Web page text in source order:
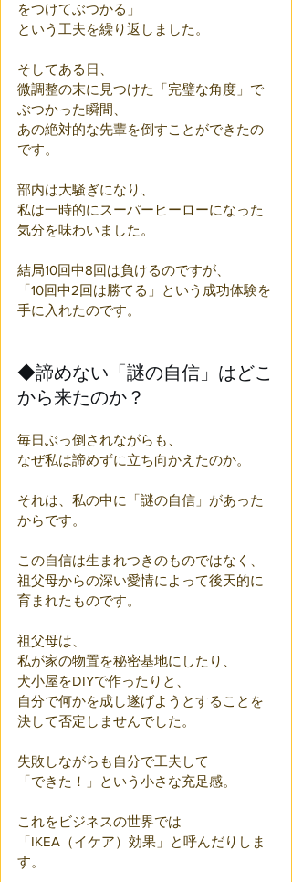
をつけてぶつかる」
という工夫を繰り返しました。
そしてある日、
微調整の末に見つけた「完璧な角度」で
ぶつかった瞬間、
あの絶対的な先輩を倒すことができたの
です。
部内は大騒ぎになり、
私は一時的にスーパーヒーローになった
気分を味わいました。
結局10回中8回は負けるのですが、
「10回中2回は勝てる」という成功体験を
手に入れたのです。
◆諦めない「謎の自信」はどこ
から来たのか？
毎日ぶっ倒されながらも、
なぜ私は諦めずに立ち向かえたのか。
それは、私の中に「謎の自信」があった
からです。
この自信は生まれつきのものではなく、
祖父母からの深い愛情によって後天的に
育まれたものです。
祖父母は、
私が家の物置を秘密基地にしたり、
犬小屋をDIYで作ったりと、
自分で何かを成し遂げようとすることを
決して否定しませんでした。
失敗しながらも自分で工夫して
「できた！」という小さな充足感。
これをビジネスの世界では
「IKEA（イケア）効果」と呼んだりしま
す。